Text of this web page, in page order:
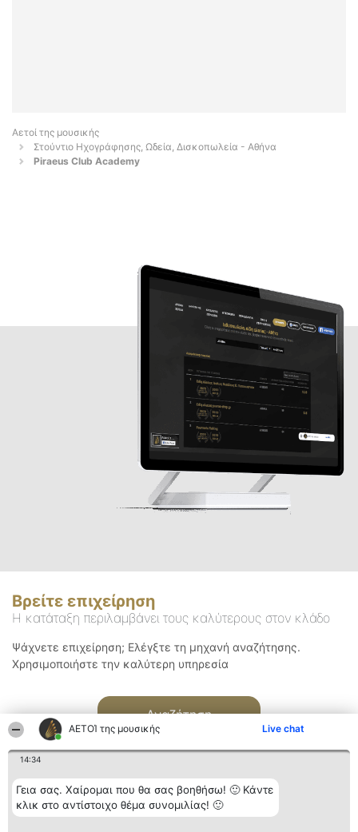
ΑΕΤΟΊ της μουσικής Live chat
14:34
Γεια σας. Χαίρομαι που θα σας βοηθήσω! 🙂 Κάντε
κλικ στο αντίστοιχο θέμα συνομιλίας! 🙂
Αετοί της μουσικής
Στούντιο Ηχογράφησης, Ωδεία, Δισκοπωλεία - Αθήνα
Piraeus Club Academy
Βρείτε επιχείρηση
Η κατάταξη περιλαμβάνει τους καλύτερους στον κλάδο
Ψάχνετε επιχείρηση; Ελέγξτε τη μηχανή αναζήτησης.
Χρησιμοποιήστε την καλύτερη υπηρεσία
Αναζήτηση